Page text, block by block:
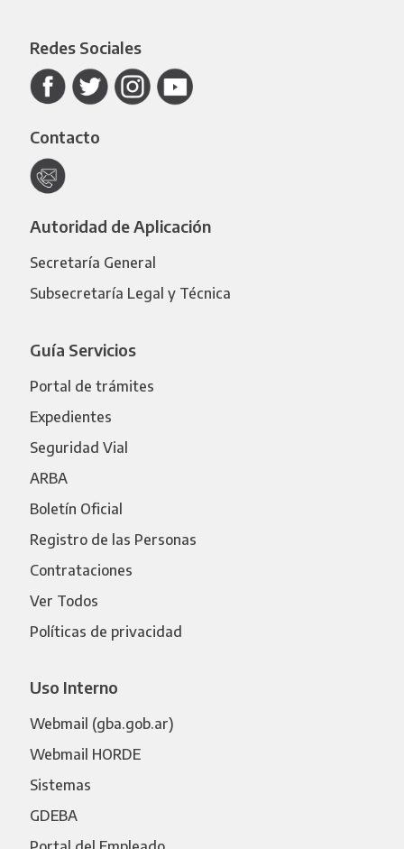
Redes Sociales
Contacto
Autoridad de Aplicación
Secretaría General
Subsecretaría Legal y Técnica
Guía Servicios
Portal de trámites
Expedientes
Seguridad Vial
ARBA
Boletín Oficial
Registro de las Personas
Contrataciones
Ver Todos
Políticas de privacidad
Uso Interno
Webmail (gba.gob.ar)
Webmail HORDE
Sistemas
GDEBA